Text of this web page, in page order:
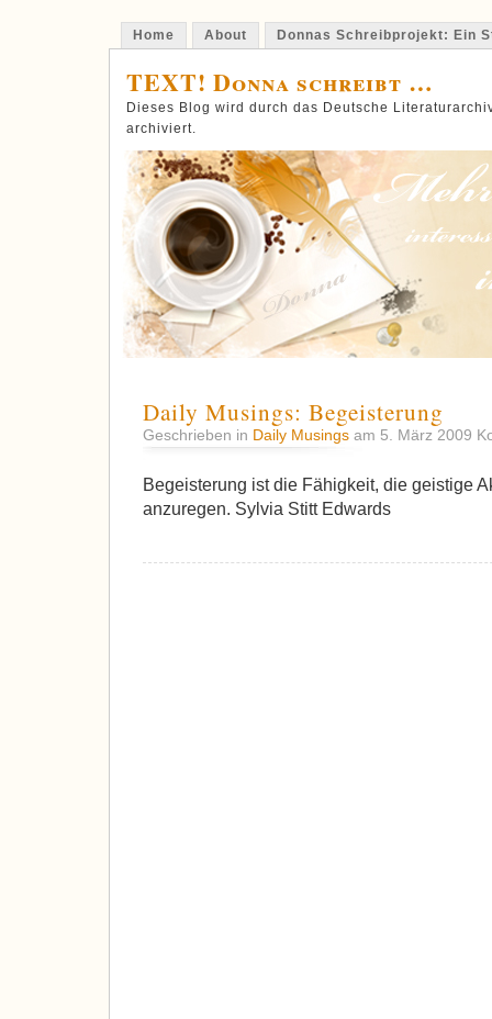
Home About Donnas Schreibprojekt: Ein
TEXT! Donna schreibt …
Dieses Blog wird durch das Deutsche
archiviert.
Daily Musings: Begeisterung
Geschrieben in Daily Musings am 5. März 2009
Begeisterung ist die Fähigkeit, die geistige
anzuregen. Sylvia Stitt Edwards